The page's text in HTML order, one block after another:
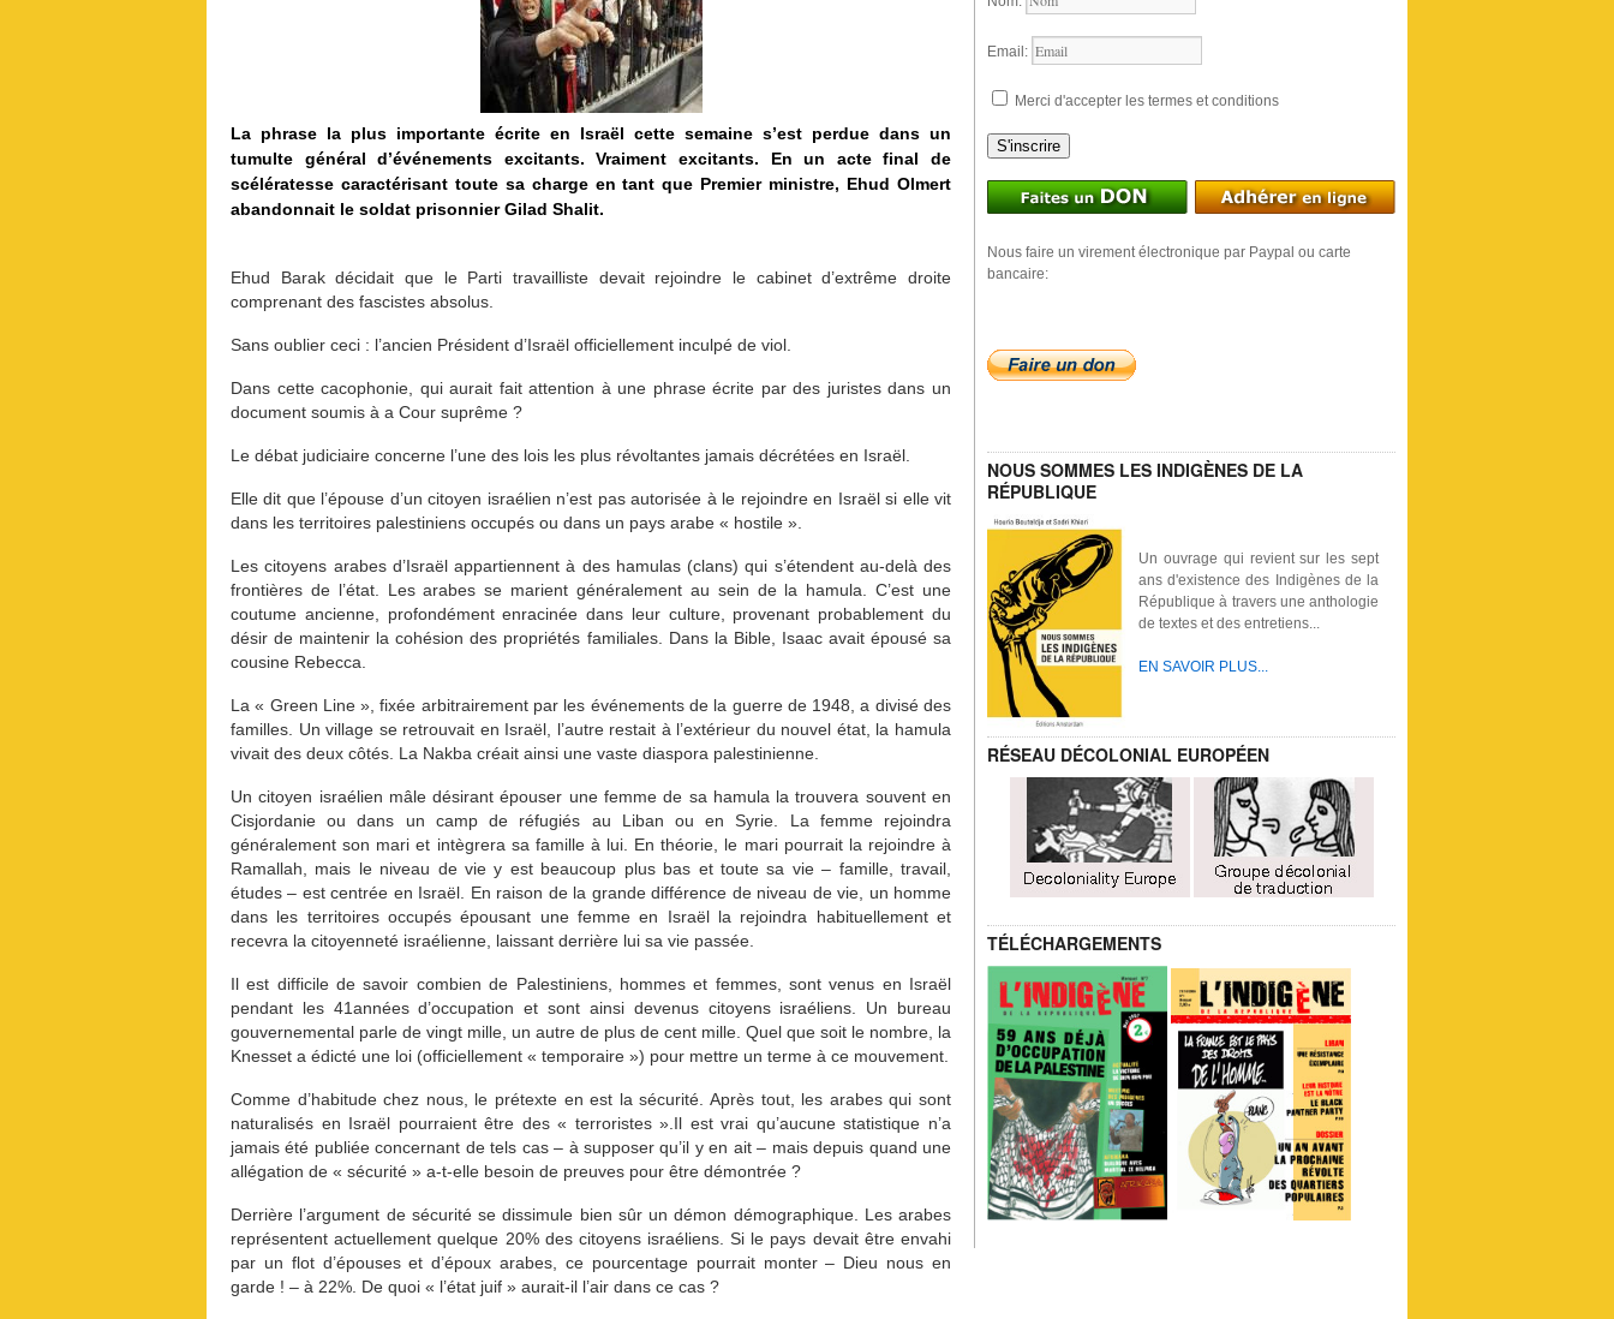
La phrase la plus importante écrite en Israël cette semaine s’est perdue dans un
tumulte général d’événements excitants. Vraiment excitants. En un acte final de
scélératesse caractérisant toute sa charge en tant que Premier ministre, Ehud Olmert
abandonnait le soldat prisonnier Gilad Shalit.
Ehud Barak décidait que le Parti travailliste devait rejoindre le cabinet d’extrême droite
comprenant des fascistes absolus.
Sans oublier ceci : l’ancien Président d’Israël officiellement inculpé de viol.
Dans cette cacophonie, qui aurait fait attention à une phrase écrite par des juristes dans un
document soumis à a Cour suprême ?
Le débat judiciaire concerne l’une des lois les plus révoltantes jamais décrétées en Israël.
Elle dit que l’épouse d’un citoyen israélien n’est pas autorisée à le rejoindre en Israël si elle vit
dans les territoires palestiniens occupés ou dans un pays arabe « hostile ».
Les citoyens arabes d’Israël appartiennent à des hamulas (clans) qui s’étendent au-delà des
frontières de l’état. Les arabes se marient généralement au sein de la hamula. C’est une
coutume ancienne, profondément enracinée dans leur culture, provenant probablement du
désir de maintenir la cohésion des propriétés familiales. Dans la Bible, Isaac avait épousé sa
cousine Rebecca.
La « Green Line », fixée arbitrairement par les événements de la guerre de 1948, a divisé des
familles. Un village se retrouvait en Israël, l’autre restait à l’extérieur du nouvel état, la hamula
vivait des deux côtés. La Nakba créait ainsi une vaste diaspora palestinienne.
Un citoyen israélien mâle désirant épouser une femme de sa hamula la trouvera souvent en
Cisjordanie ou dans un camp de réfugiés au Liban ou en Syrie. La femme rejoindra
généralement son mari et intègrera sa famille à lui. En théorie, le mari pourrait la rejoindre à
Ramallah, mais le niveau de vie y est beaucoup plus bas et toute sa vie – famille, travail,
études – est centrée en Israël. En raison de la grande différence de niveau de vie, un homme
dans les territoires occupés épousant une femme en Israël la rejoindra habituellement et
recevra la citoyenneté israélienne, laissant derrière lui sa vie passée.
Il est difficile de savoir combien de Palestiniens, hommes et femmes, sont venus en Israël
pendant les 41années d’occupation et sont ainsi devenus citoyens israéliens. Un bureau
gouvernemental parle de vingt mille, un autre de plus de cent mille. Quel que soit le nombre, la
Knesset a édicté une loi (officiellement « temporaire ») pour mettre un terme à ce mouvement.
Comme d’habitude chez nous, le prétexte en est la sécurité. Après tout, les arabes qui sont
naturalisés en Israël pourraient être des « terroristes ».Il est vrai qu’aucune statistique n’a
jamais été publiée concernant de tels cas – à supposer qu’il y en ait – mais depuis quand une
allégation de « sécurité » a-t-elle besoin de preuves pour être démontrée ?
Derrière l’argument de sécurité se dissimule bien sûr un démon démographique. Les arabes
représentent actuellement quelque 20% des citoyens israéliens. Si le pays devait être envahi
par un flot d’épouses et d’époux arabes, ce pourcentage pourrait monter – Dieu nous en
garde ! – à 22%. De quoi « l’état juif » aurait-il l’air dans ce cas ?
Email:
Merci d'accepter les termes et conditions
S'inscrire
Nous faire un virement électronique par Paypal ou carte
bancaire:
NOUS SOMMES LES INDIGÈNES DE LA
RÉPUBLIQUE
Un ouvrage qui revient sur les sept
ans d'existence des Indigènes de la
République à travers une anthologie
de textes et des entretiens...
EN SAVOIR PLUS...
RÉSEAU DÉCOLONIAL EUROPÉEN
TÉLÉCHARGEMENTS